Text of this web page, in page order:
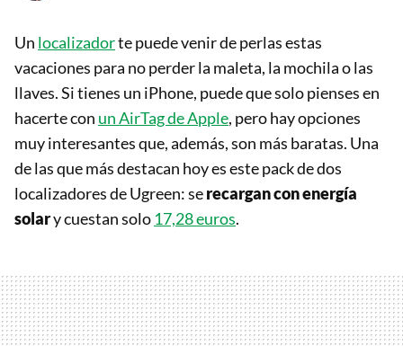
Un localizadorte puede venir de perlas estas
vacaciones para no perder la maleta, la mochila o las
llaves. Si tienes un iPhone, puede que solo pienses en
hacerte con un AirTag de Apple, pero hay opciones
muy interesantes que, además, son más baratas. Una
de las que más destacan hoy es este pack de dos
localizadores de Ugreen: serecargan con energía
solary cuestan solo 17,28 euros.